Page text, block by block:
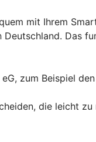
mit Ihrem
Deutschland. Das
zum Beispiel
die leicht zu